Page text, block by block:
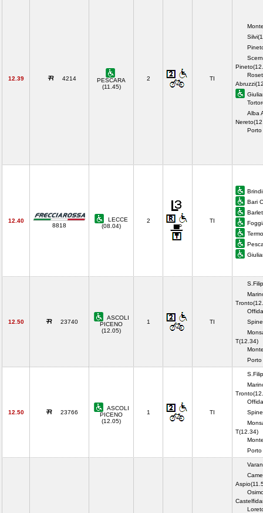
12.39 4214
PESCARA
(11.45)
2 TI
Alba
12.40
8818
LECCE
(08.04)
2 TI
Bari
12.50 23740
ASCOLI
PICENO
(12.05)
1 TI
T(12.34)
12.50 23766
ASCOLI
PICENO
(12.05)
1 TI
T(12.34)